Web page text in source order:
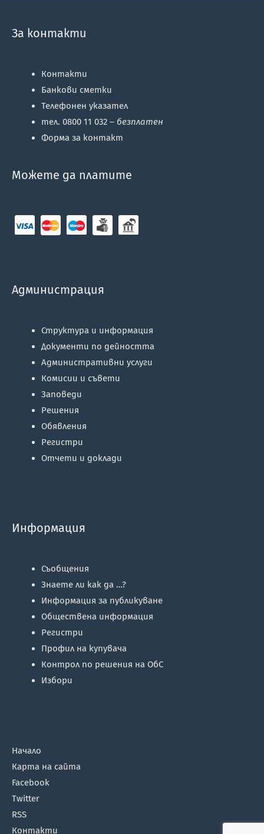
За контакти
Контакти
Банкови сметки
Телефонен указател
тел. 0800 11 032 – безплатен
Форма за контакт
Можете да платите
Администрация
Структура и информация
Документи по дейността
Административни услуги
Комисии и съвети
Заповеди
Решения
Обявления
Регистри
Отчети и доклади
Информация
Съобщения
Знаете ли как да …?
Информация за публикуване
Обществена информация
Регистри
Профил на купувача
Контрол по решения на ОбС
Избори
Начало
Карта на сайта
Facebook
Twitter
RSS
Контакти